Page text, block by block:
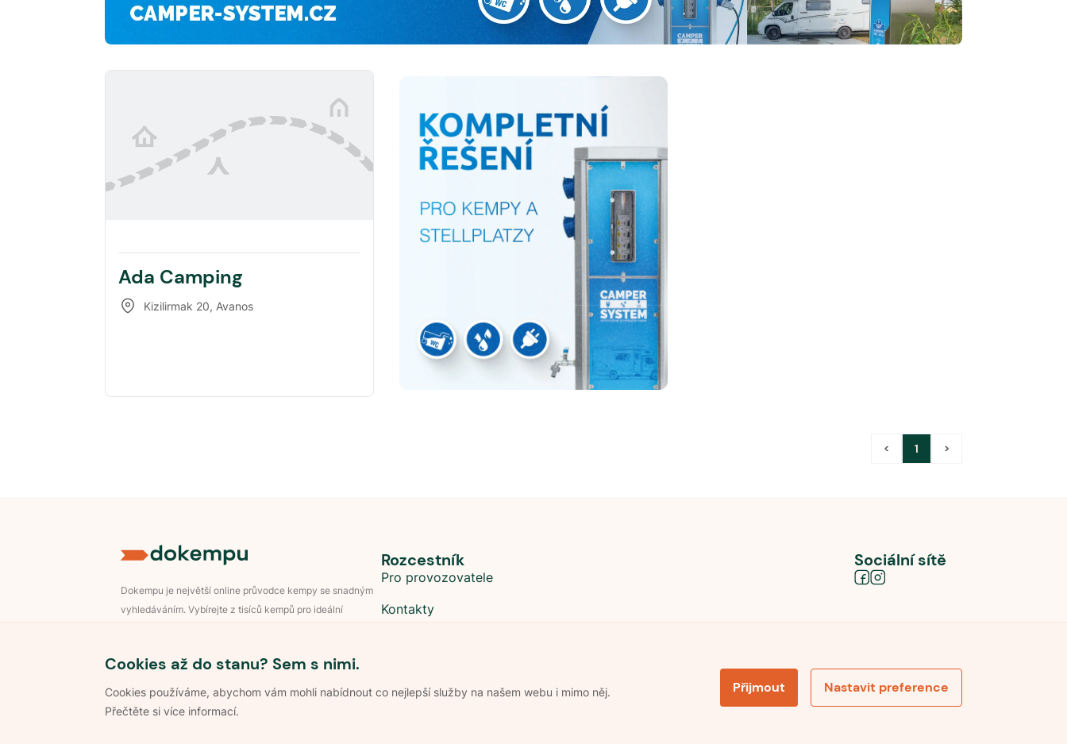
Ada Camping
Kizilirmak 20, Avanos
< 1 >
Cookies až do stanu? Sem s nimi.
Cookies používáme, abychom vám mohli nabídnout co nejlepší služby na našem webu i mimo něj.
Přečtěte si více informací.
Přijmout Nastavit preference
Dokempu je největší online průvodce kempy se snadným
vyhledáváním. Vybírejte z tisíců kempů pro ideální
Rozcestník
Pro provozovatele
Kontakty
Sociální sítě